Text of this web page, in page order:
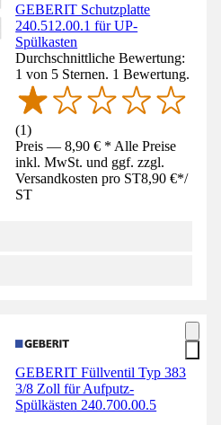
GEBERIT Schutzplatte
240.512.00.1 für UP-
Spülkasten
Durchschnittliche Bewertung:
1 von 5 Sternen. 1 Bewertung.
(1)
Preis — 8,90 € * Alle Preise
inkl. MwSt. und ggf. zzgl.
Versandkosten pro ST8,90 €*/
ST
GEBERIT Füllventil Typ 383
3/8 Zoll für Aufputz-
Spülkästen 240.700.00.5